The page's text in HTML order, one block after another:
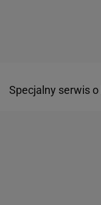
Specjalny serwis o